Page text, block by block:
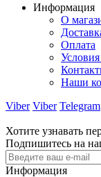
Информация
О
Оплата
Наши
Viber Viber Telegram
Хотите узнавать
Подпишитесь на
Информация